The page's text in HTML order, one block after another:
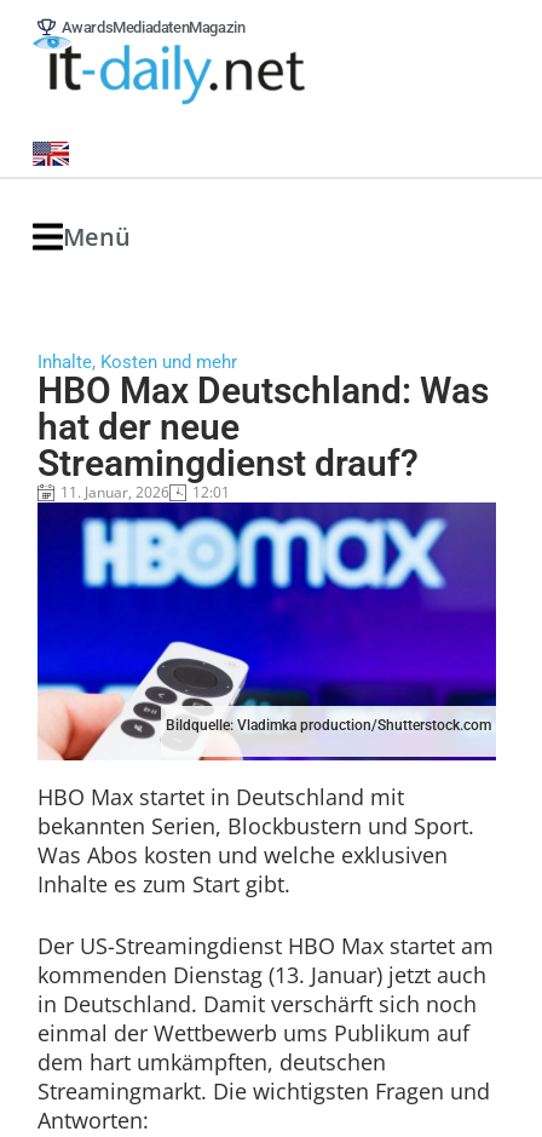
AwardsMediadatenMagazin
Menü
Inhalte, Kosten und mehr
HBO Max Deutschland: Was
hat der neue
Streamingdienst drauf?
11. Januar, 2026 12:01
Bildquelle: Vladimka production/Shutterstock.com
HBO Max startet in Deutschland mit
bekannten Serien, Blockbustern und Sport.
Was Abos kosten und welche exklusiven
Inhalte es zum Start gibt.
Der US-Streamingdienst HBO Max startet am
kommenden Dienstag (13. Januar) jetzt auch
in Deutschland. Damit verschärft sich noch
einmal der Wettbewerb ums Publikum auf
dem hart umkämpften, deutschen
Streamingmarkt. Die wichtigsten Fragen und
Antworten: